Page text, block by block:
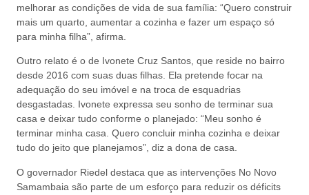
melhorar as condições de vida de sua família: “Quero construir
mais um quarto, aumentar a cozinha e fazer um espaço só
para minha filha”, afirma.
Outro relato é o de Ivonete Cruz Santos, que reside no bairro
desde 2016 com suas duas filhas. Ela pretende focar na
adequação do seu imóvel e na troca de esquadrias
desgastadas. Ivonete expressa seu sonho de terminar sua
casa e deixar tudo conforme o planejado: “Meu sonho é
terminar minha casa. Quero concluir minha cozinha e deixar
tudo do jeito que planejamos”, diz a dona de casa.
O governador Riedel destaca que as intervenções No Novo
Samambaia são parte de um esforço para reduzir os déficits